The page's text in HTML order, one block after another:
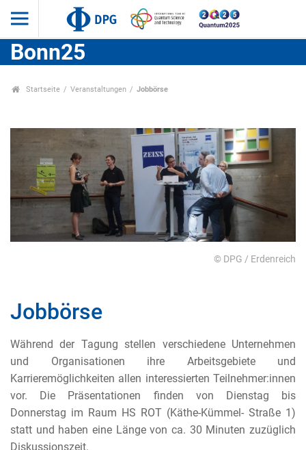
Bonn25
Startseite Veranstaltungen Jobbörse
© DPG / Erdenreich
Jobbörse
Während der Tagung stellen verschiedene Unternehmen
und Organisationen ihre Arbeitsgebiete und
Karrieremöglichkeiten allen interessierten Teilnehmer:innen
vor. Die Präsentationen finden von Dienstag bis
Donnerstag im Raum HS ROT (Käthe-Kümmel- Straße 1)
statt und haben eine Länge von ca. 30 Minuten zuzüglich
Diskussionszeit.